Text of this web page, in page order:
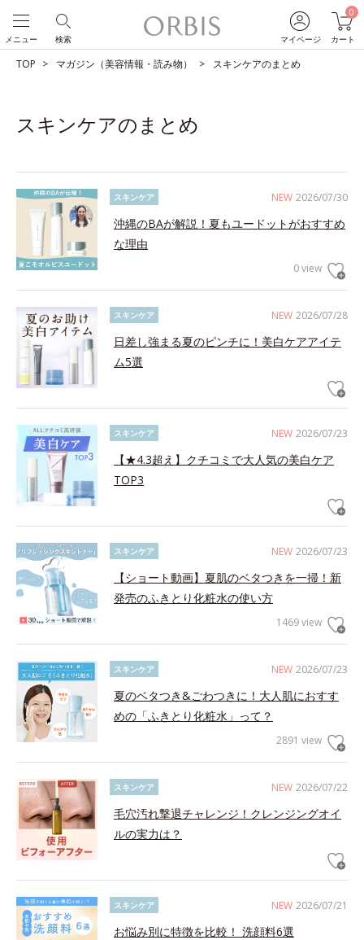
マイページ
0
カート
検索
メニュー
TOP マガジン（美容情報・読み物） スキンケアのまとめ
スキンケアのまとめ
NEW 2026/07/30
スキンケア
沖縄のBAが解説！夏もユードットがおすすめ
な理由
0 view
NEW 2026/07/28
スキンケア
日差し強まる夏のピンチに！美白ケアアイテ
ム5選
NEW 2026/07/23
スキンケア
【★4.3超え】クチコミで大人気の美白ケア
TOP3
NEW 2026/07/23
スキンケア
【ショート動画】夏肌のベタつきを一掃！新
発売のふきとり化粧水の使い方
1469 view
NEW 2026/07/23
スキンケア
夏のベタつき&ごわつきに！大人肌におすす
めの「ふきとり化粧水」って？
2891 view
NEW 2026/07/22
スキンケア
毛穴汚れ撃退チャレンジ！クレンジングオイ
ルの実力は？
NEW 2026/07/21
スキンケア
お悩み別に特徴を比較！ 洗顔料6選